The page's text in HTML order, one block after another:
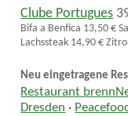
Clube Portugues
Bifa a Benfica 13,50 €
Lachssteak 14,90 €
Neu eingetragene
Restaurant
Dresden ·